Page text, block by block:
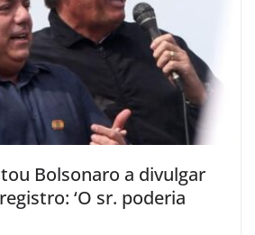
Bolsonaro a divulgar
‘O sr. poderia